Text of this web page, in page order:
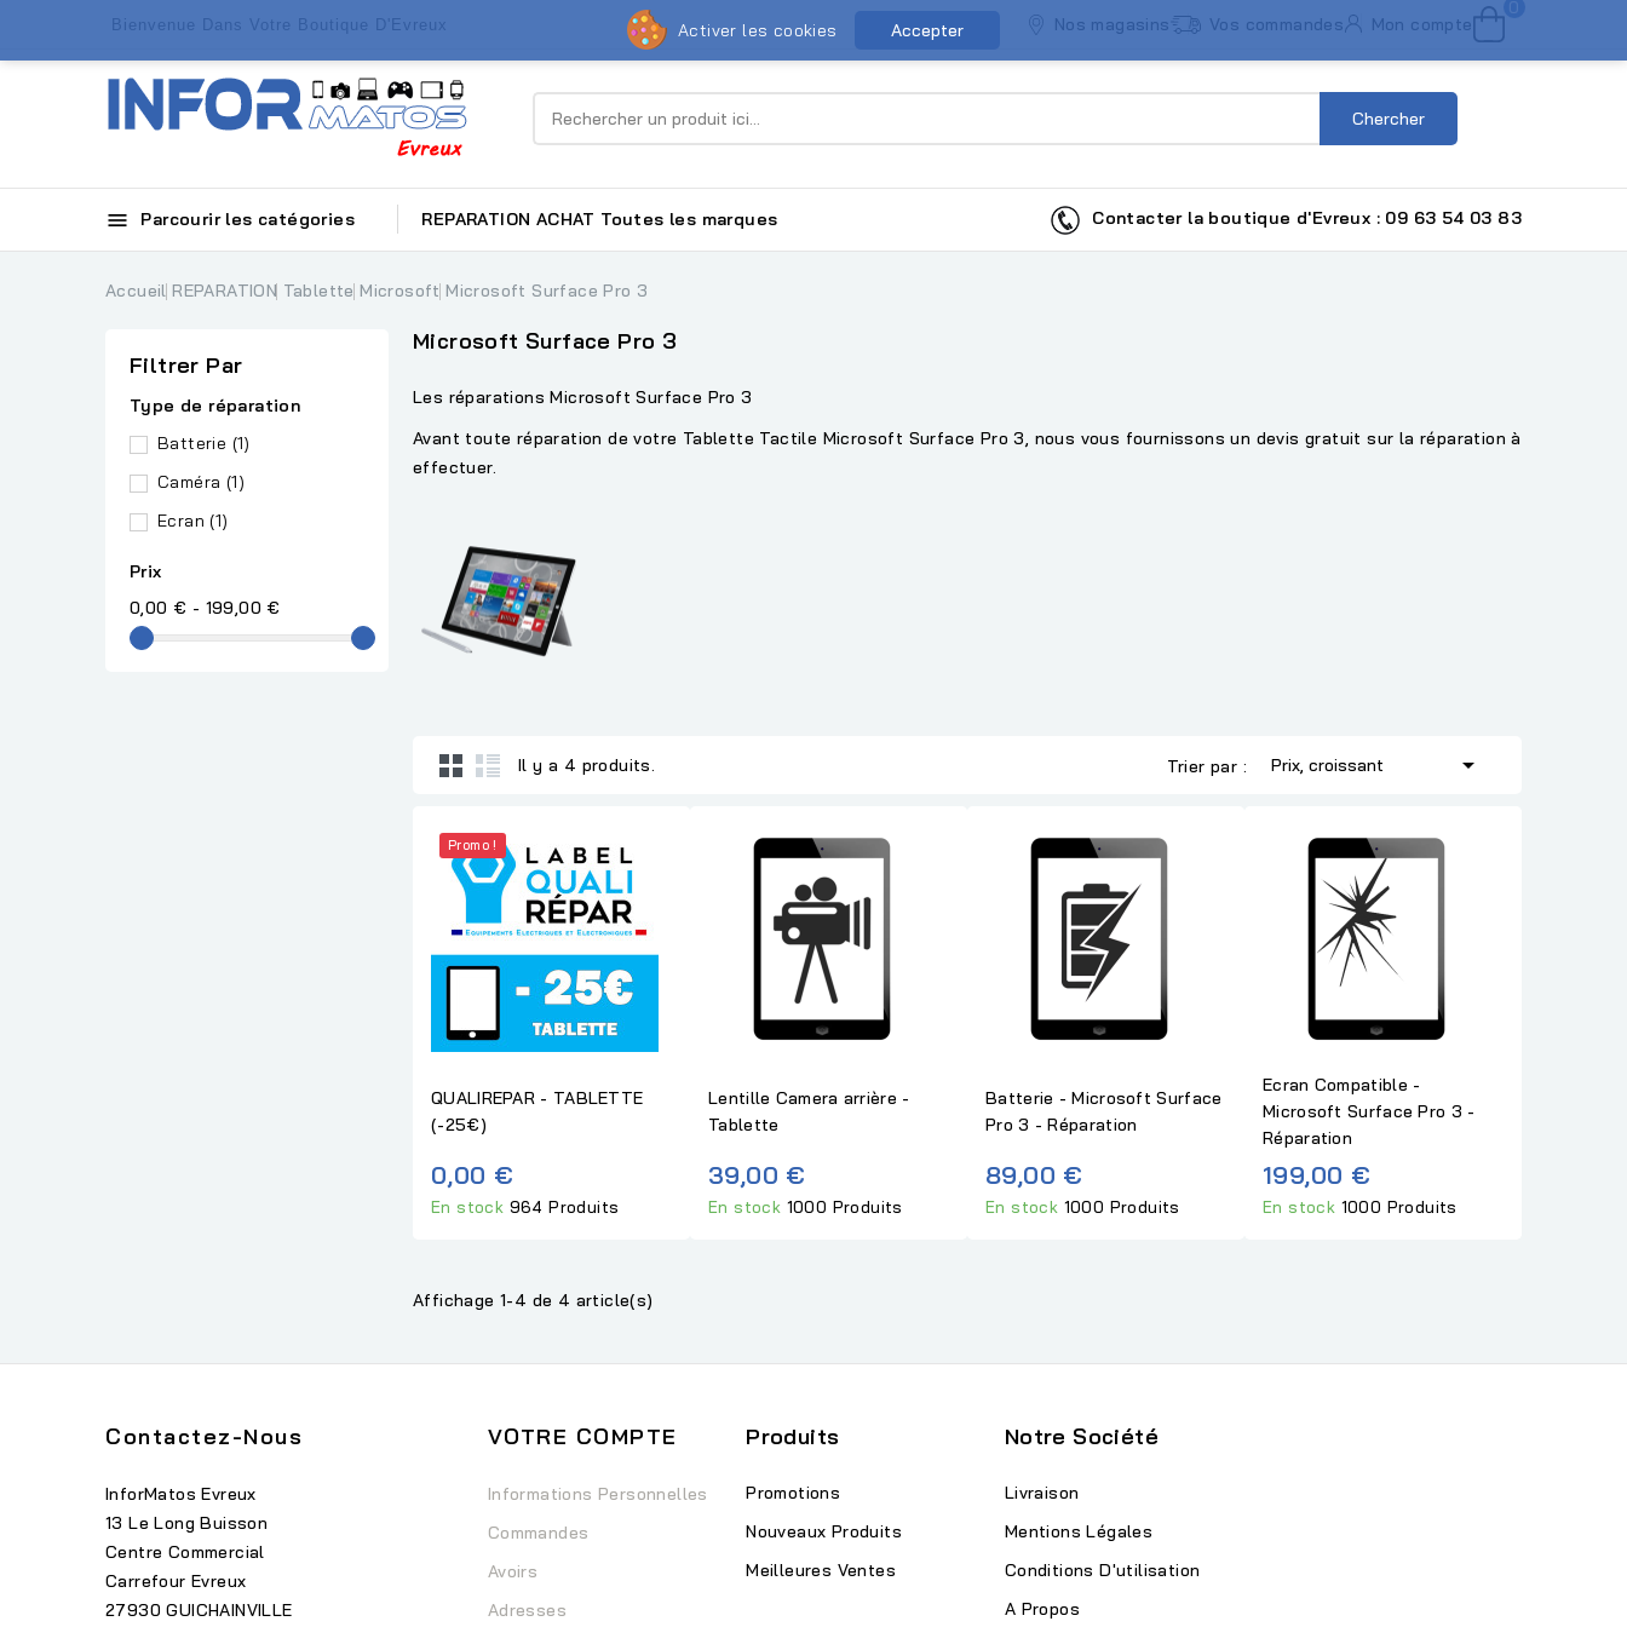
Bienvenue Dans Votre Boutique D'Evreux Nos magasins Vos commandes Mon compte
0
Chercher
 Parcourir les catégories REPARATION ACHAT Toutes les marques Contacter la boutique d'Evreux : 09 63 54 03 83
Accueil REPARATION Tablette Microsoft Microsoft Surface Pro 3
Filtrer Par
Type de réparation
Batterie (1)
Caméra (1)
Ecran (1)
Prix
0,00 € - 199,00 €
Microsoft Surface Pro 3
Les réparations Microsoft Surface Pro 3
Avant toute réparation de votre Tablette Tactile Microsoft Surface Pro 3, nous vous fournissons un devis gratuit sur la réparation à
effectuer.
Il y a 4 produits. Trier par : Prix, croissant 
Promo !
QUALIREPAR - TABLETTE
(-25€)
0,00 €
En stock 964 Produits
Lentille Camera arrière -
Tablette
39,00 €
En stock 1000 Produits
Batterie - Microsoft Surface
Pro 3 - Réparation
89,00 €
En stock 1000 Produits
Ecran Compatible -
Microsoft Surface Pro 3 -
Réparation
199,00 €
En stock 1000 Produits
Affichage 1-4 de 4 article(s)
Contactez-Nous
InforMatos Evreux
13 Le Long Buisson
Centre Commercial
Carrefour Evreux
27930 GUICHAINVILLE
Activer les cookies Accepter
VOTRE COMPTE
Informations Personnelles
Commandes
Avoirs
Adresses
Produits
Promotions
Nouveaux Produits
Meilleures Ventes
Notre Société
Livraison
Mentions Légales
Conditions D'utilisation
A Propos